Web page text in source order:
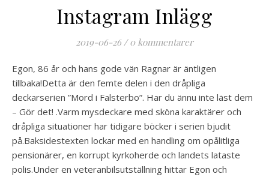
Instagram Inlägg
2019-06-26 / 0 kommentarer
Egon, 86 år och hans gode vän Ragnar är äntligen
tillbaka!Detta är den femte delen i den dråpliga
deckarserien ”Mord i Falsterbo”. Har du ännu inte läst dem
– Gör det! .Varm mysdeckare med sköna karaktärer och
dråpliga situationer har tidigare böcker i serien bjudit
på.Baksidestexten lockar med en handling om opålitliga
pensionärer, en korrupt kyrkoherde och landets lataste
polis.Under en veteranbilsutställning hittar Egon och